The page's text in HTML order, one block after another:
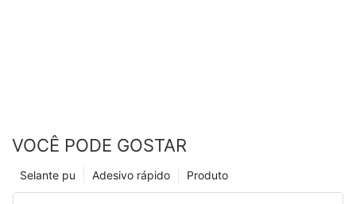
VOCÊ PODE GOSTAR
Produto
Adesivo rápido
Selante pu